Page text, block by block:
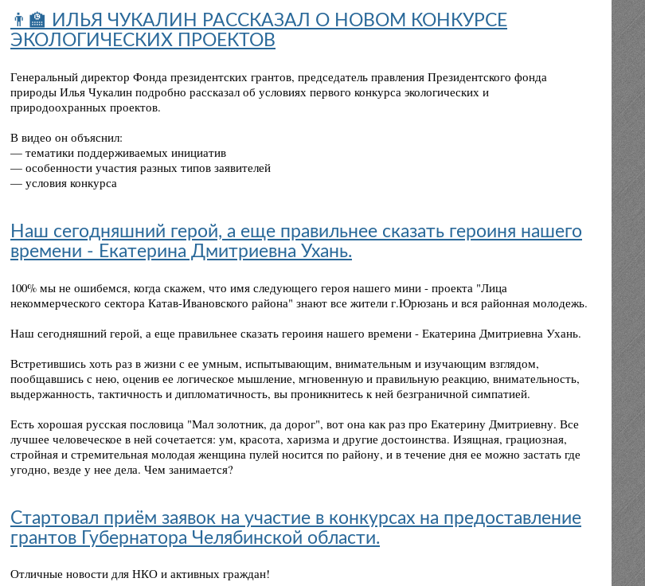
👨‍🏫 ИЛЬЯ ЧУКАЛИН РАССКАЗАЛ О НОВОМ КОНКУРСЕ
ЭКОЛОГИЧЕСКИХ ПРОЕКТОВ
Генеральный директор Фонда президентских грантов, председатель правления Президентского фонда
природы Илья Чукалин подробно рассказал об условиях первого конкурса экологических и
природоохранных проектов.
В видео он объяснил:
— тематики поддерживаемых инициатив
— особенности участия разных типов заявителей
— условия конкурса
Наш сегодняшний герой, а еще правильнее сказать героиня нашего
времени - Екатерина Дмитриевна Ухань.
100% мы не ошибемся, когда скажем, что имя следующего героя нашего мини - проекта "Лица
некоммерческого сектора Катав-Ивановского района" знают все жители г.Юрюзань и вся районная молодежь.
Наш сегодняшний герой, а еще правильнее сказать героиня нашего времени - Екатерина Дмитриевна Ухань.
Встретившись хоть раз в жизни с ее умным, испытывающим, внимательным и изучающим взглядом,
пообщавшись с нею, оценив ее логическое мышление, мгновенную и правильную реакцию, внимательность,
выдержанность, тактичность и дипломатичность, вы проникнитесь к ней безграничной симпатией.
Есть хорошая русская пословица "Мал золотник, да дорог", вот она как раз про Екатерину Дмитриевну. Все
лучшее человеческое в ней сочетается: ум, красота, харизма и другие достоинства. Изящная, грациозная,
стройная и стремительная молодая женщина пулей носится по району, и в течение дня ее можно застать где
угодно, везде у нее дела. Чем занимается?
Стартовал приём заявок на участие в конкурсах на предоставление
грантов Губернатора Челябинской области.
Отличные новости для НКО и активных граждан!